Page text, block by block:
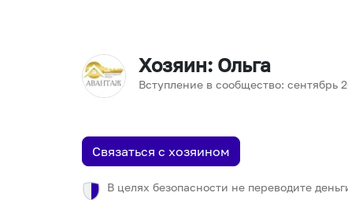
Хозяин: Ольга
Вступление в сообщество: сентябрь
Связаться с хозяином
В целях безопасности не переводите